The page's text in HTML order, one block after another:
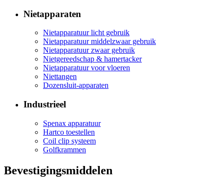
Nietapparaten
Nietapparatuur licht gebruik
Nietapparatuur middelzwaar gebruik
Nietapparatuur zwaar gebruik
Nietgereedschap & hamertacker
Nietapparatuur voor vloeren
Niettangen
Dozensluit-apparaten
Industrieel
Spenax apparatuur
Hartco toestellen
Coil clip systeem
Golfkrammen
Bevestigingsmiddelen